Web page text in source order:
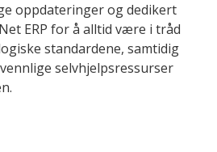
oppdateringer og dedikert
ERP for å alltid være i tråd
standardene, samtidig
selvhjelpsressurser